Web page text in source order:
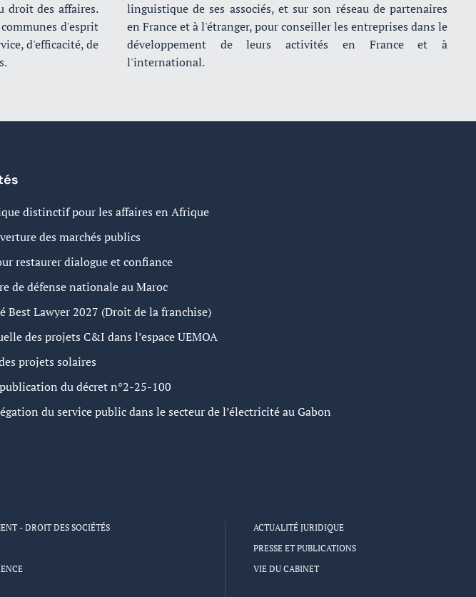
droit des affaires.
d'esprit
d'efficacité, de
linguistique de ses associés, et sur son réseau de partenaires
en France et à l'étranger, pour conseiller les entreprises dans le
développement de leurs activités en France et à
l'international.
distinctif pour les affaires en Afrique
des marchés publics
restaurer dialogue et confiance
de défense nationale au Maroc
Best Lawyer 2027 (Droit de la franchise)
des projets C&I dans l’espace UEMOA
projets solaires
du décret n°2-25-100
du service public dans le secteur de l’électricité au Gabon
- DROIT DES SOCIÉTÉS
ACTUALITÉ JURIDIQUE
PRESSE ET PUBLICATIONS
VIE DU CABINET